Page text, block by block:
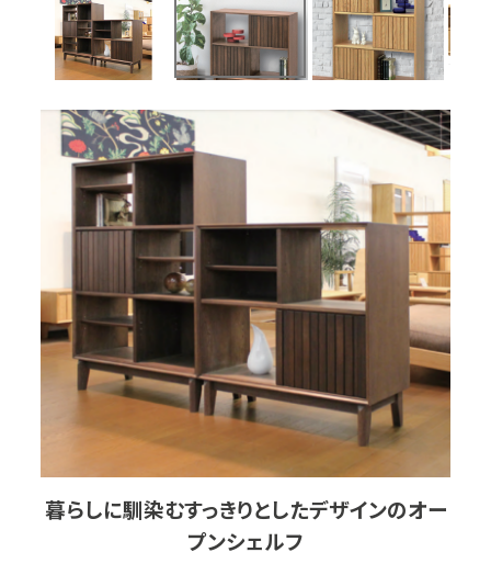
暮らしに馴染むすっきりとしたデザインのオー
プンシェルフ